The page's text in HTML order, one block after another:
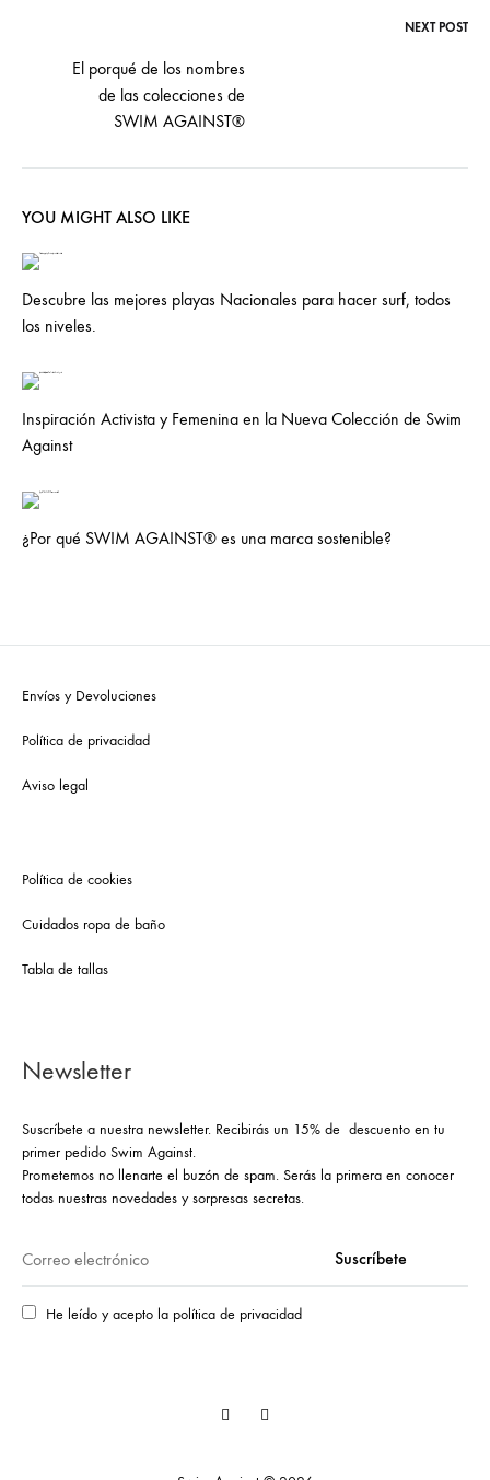
Post
navigation
NEXT POST
El porqué de los nombres
de las colecciones de
SWIM AGAINST®
YOU MIGHT ALSO LIKE
Descubre las mejores playas Nacionales para hacer surf, todos
los niveles.
Inspiración Activista y Femenina en la Nueva Colección de Swim
Against
¿Por qué SWIM AGAINST® es una marca sostenible?
Envíos y Devoluciones
Política de privacidad
Aviso legal
Política de cookies
Cuidados ropa de baño
Tabla de tallas
Newsletter
Suscríbete a nuestra newsletter. Recibirás un 15% de descuento en tu
primer pedido Swim Against.
Prometemos no llenarte el buzón de spam. Serás la primera en conocer
todas nuestras novedades y sorpresas secretas.
He leído y acepto la política de privacidad
Facebook